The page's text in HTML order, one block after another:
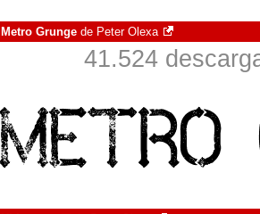
Metro Grunge de Peter Olexa
41.524